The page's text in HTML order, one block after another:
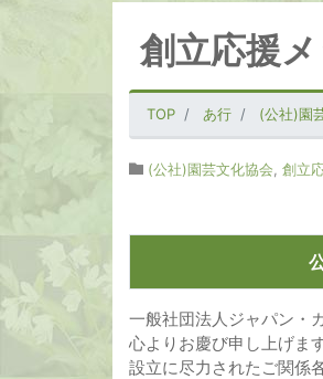
創立応援
TOP あ行 (公社)園
(公社)園芸文化協会 創立
一般社団法人ジャパン・
心よりお慶び申し上げます
設立に尽力されたご関係